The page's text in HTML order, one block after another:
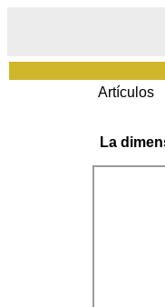
Artículos
La